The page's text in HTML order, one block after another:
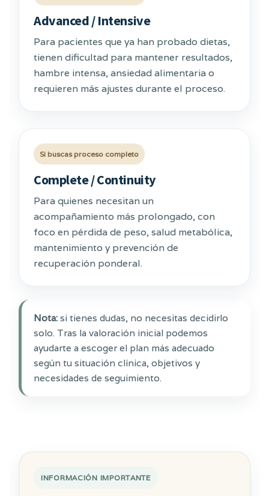
Advanced / Intensive
Para pacientes que ya han probado dietas,
tienen dificultad para mantener resultados,
hambre intensa, ansiedad alimentaria o
requieren más ajustes durante el proceso.
Si buscas proceso completo
Complete / Continuity
Para quienes necesitan un
acompañamiento más prolongado, con
foco en pérdida de peso, salud metabólica,
mantenimiento y prevención de
recuperación ponderal.
Nota: si tienes dudas, no necesitas decidirlo
solo. Tras la valoración inicial podemos
ayudarte a escoger el plan más adecuado
según tu situación clínica, objetivos y
necesidades de seguimiento.
INFORMACIÓN IMPORTANTE